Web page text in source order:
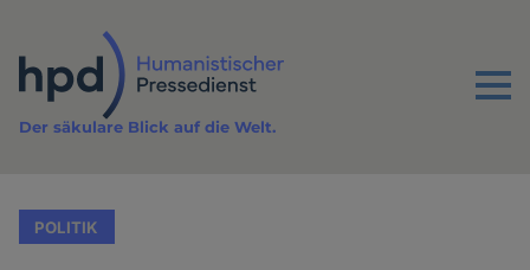
Inhalt
Menu
Der säkulare Blick auf die Welt.
POLITIK